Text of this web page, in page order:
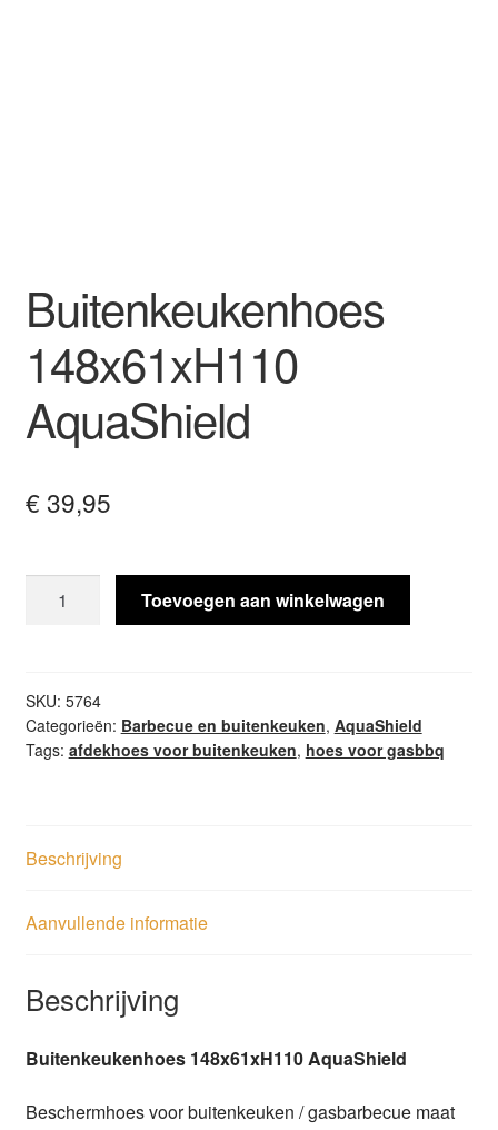
Buitenkeukenhoes
148x61xH110
AquaShield
€ 39,95
Buitenkeukenhoes
148x61xH110
Toevoegen aan winkelwagen
SKU: 5764
Categorieën: Barbecue en buitenkeuken, AquaShield
Tags: afdekhoes voor buitenkeuken, hoes voor gasbbq
Beschrijving
Aanvullende informatie
Beschrijving
Buitenkeukenhoes 148x61xH110 AquaShield
Beschermhoes voor buitenkeuken / gasbarbecue maat